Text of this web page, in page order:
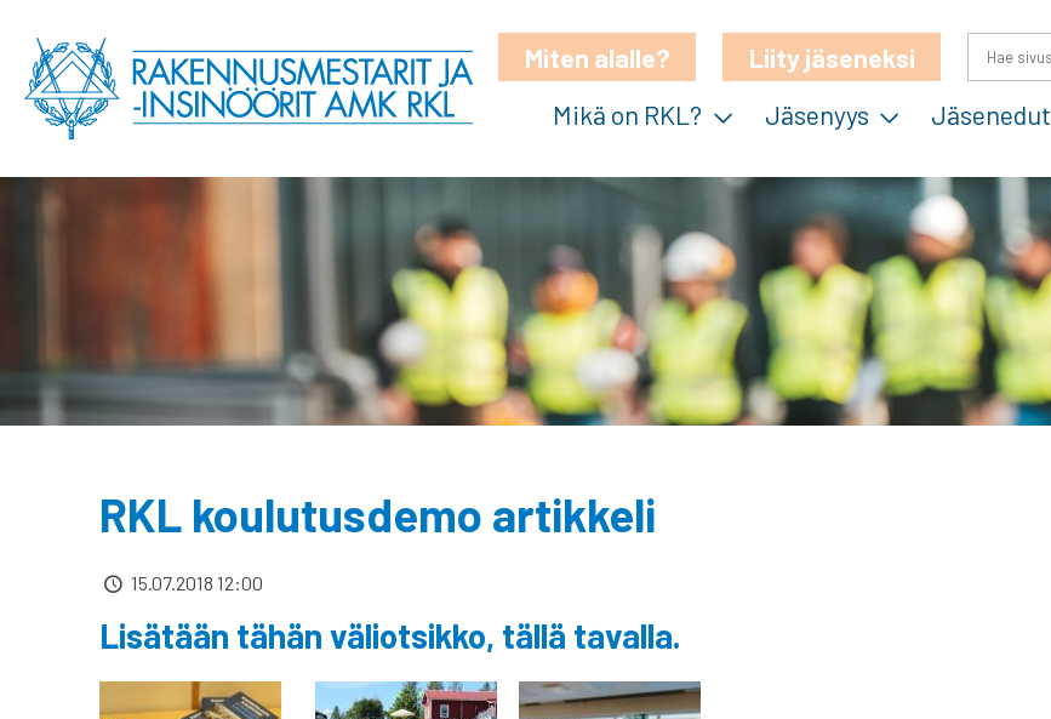
Miten alalle?
Liity jäseneksi
Mikä on RKL?
Jäsenyys Jäsenedut
RKL koulutusdemo artikkeli
15.07.2018 12:00
Lisätään tähän väliotsikko, tällä tavalla.